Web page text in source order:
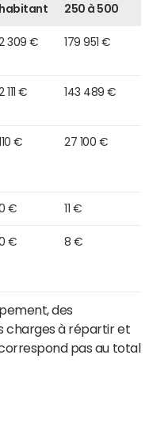
habitant
250 à 500
2 309 € 179 951 €
2 111 € 143 489 €
110 € 27 100 €
€ 11 €
€ 8 €
des
charges à répartir et
pas au total